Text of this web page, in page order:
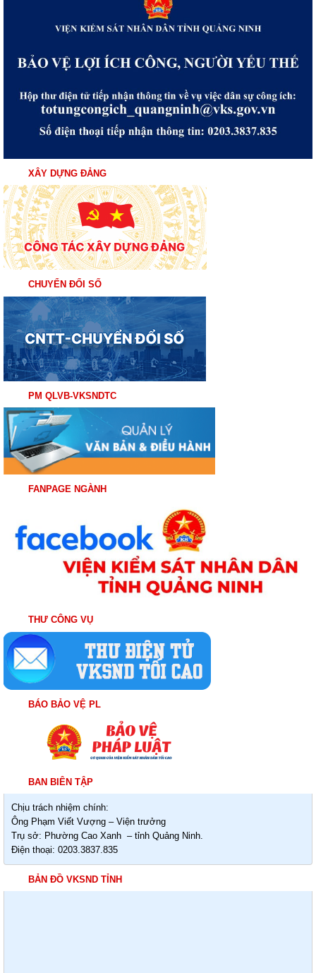
XÂY DỰNG ĐẢNG
CHUYỂN ĐỔI SỐ
PM QLVB-VKSNDTC
FANPAGE NGÀNH
THƯ CÔNG VỤ
BÁO BẢO VỆ PL
BAN BIÊN TẬP
Chịu trách nhiệm chính:
Ông Phạm Viết Vượng – Viện trưởng
Trụ sở: Phường Cao Xanh – tỉnh Quảng Ninh.
Điện thoại: 0203.3837.835
BẢN ĐỒ VKSND TỈNH